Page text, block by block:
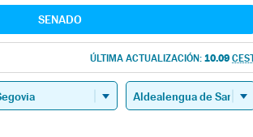
SENADO
ÚLTIMA ACTUALIZACIÓN: 10.09